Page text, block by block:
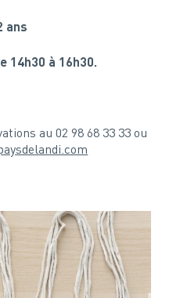
ans
14h30 à 16h30.
au 02 98 68 33 33 ou